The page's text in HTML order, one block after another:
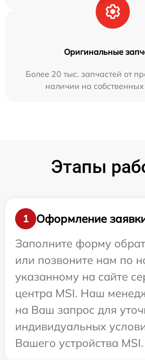
Оригинальные
Более 20 тыс. запчастей от
наличии на
Этапы
1
Оформление
Заполните форму
или позвоните нам по
указанному на сайте
центра MSI. Наш
на Ваш запрос для
индивидуальных
Вашего устройства MSI.